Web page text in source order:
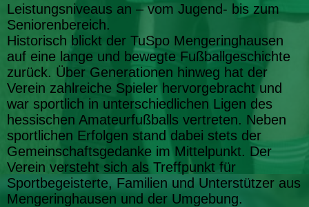
Leistungsniveaus an – vom Jugend- bis zum
Seniorenbereich.
Historisch blickt der TuSpo Mengeringhausen
auf eine lange und bewegte Fußballgeschichte
zurück. Über Generationen hinweg hat der
Verein zahlreiche Spieler hervorgebracht und
war sportlich in unterschiedlichen Ligen des
hessischen Amateurfußballs vertreten. Neben
sportlichen Erfolgen stand dabei stets der
Gemeinschaftsgedanke im Mittelpunkt. Der
Verein versteht sich als Treffpunkt für
Sportbegeisterte, Familien und Unterstützer aus
Mengeringhausen und der Umgebung.